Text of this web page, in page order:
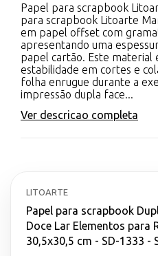
Papel para scrapbook
para scrapbook Litoarte
em papel offset com
apresentando uma
papel cartão. Este material
estabilidade em cortes e
folha enrugue durante a
impressão dupla face...
Ver descricao completa
LITOARTE
Papel para scrapbook
Doce Lar Elementos para
30,5x30,5 cm - SD-1333 -